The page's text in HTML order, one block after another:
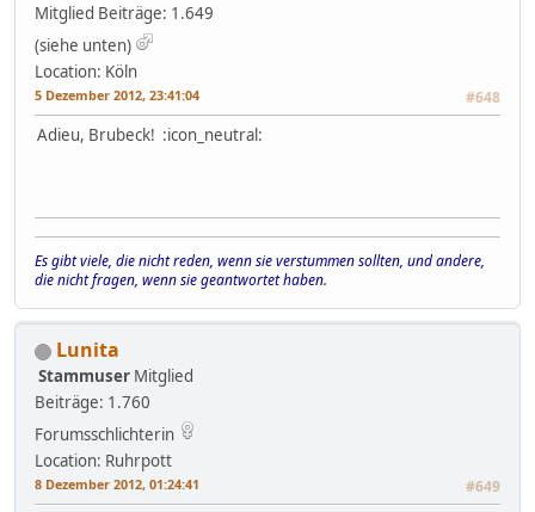
Mitglied Beiträge: 1.649
(siehe unten)
Location: Köln
5 Dezember 2012, 23:41:04 #648
Adieu, Brubeck! :icon_neutral:
Es gibt viele, die nicht reden, wenn sie verstummen sollten, und andere,
die nicht fragen, wenn sie geantwortet haben.
Lunita
Stammuser Mitglied
Beiträge: 1.760
Forumsschlichterin
Location: Ruhrpott
8 Dezember 2012, 01:24:41 #649